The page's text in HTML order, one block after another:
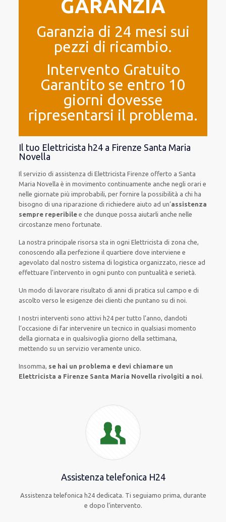
GARANZIA
Garanzia di 24 mesi sui
pezzi di ricambio.
Intervento Gratuito
Garantito se entro 10
giorni dovesse
ripresentarsi il problema.
Il tuo Elettricista h24 a Firenze Santa Maria
Novella
Il servizio di assistenza di Elettricista Firenzeofferto a Santa
Maria Novella èin movimento continuamente anchenegli orari e
nelle giornate piùimprobabili, perfornire la possibilità a chi ha
bisogno di una riparazione dirichiedere aiuto ad un’assistenza
sempre reperibile e chedunque possa aiutarli anchenelle
circostanze meno fortunate.
La nostra principale risorsa sta in ogni Elettricista di zona che,
conoscendo alla perfezione il quartiere dove interviene e
agevolato dal nostro sistema di logistica organizzato, riesce ad
effettuare l’intervento in ogni punto con puntualità e serietà.
Un modo di lavorare risultato di anni di pratica sul campo e di
ascolto verso le esigenzedei clienti che puntano su di noi.
I nostri interventi sono attivi h24pertutto l’anno, dandoti
l’occasione di farintervenire untecnico inqualsiasi momento
della giornata e inqualsivoglia giorno della settimana,
mettendo su un servizioveramente unico.
Insomma, se hai un problema e devi chiamare un
Elettricista a Firenze Santa Maria Novella rivolgiti a noi.
Assistenza telefonica H24
Assistenza telefonica h24 dedicata. Ti seguiamo prima, durante
e dopo l’intervento.